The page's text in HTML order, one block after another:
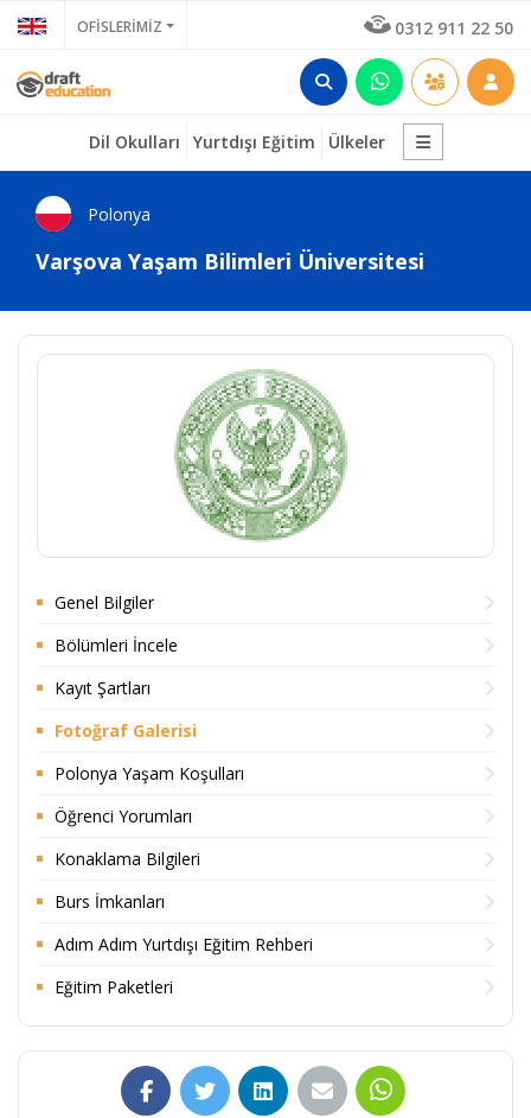
OFİSLERİMİZ 0312 911 22 50
Dil Okulları Yurtdışı Eğitim Ülkeler
Polonya
Varşova Yaşam Bilimleri Üniversitesi
Genel Bilgiler
Bölümleri İncele
Kayıt Şartları
Fotoğraf Galerisi
Polonya Yaşam Koşulları
Öğrenci Yorumları
Konaklama Bilgileri
Burs İmkanları
Adım Adım Yurtdışı Eğitim Rehberi
Eğitim Paketleri